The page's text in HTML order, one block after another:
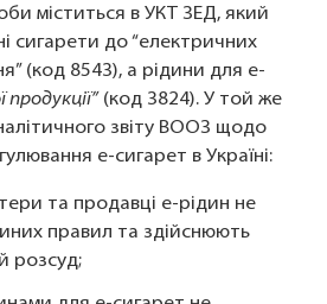
міститься в УКТ ЗЕД, який
сигарети до “електричних
(код 8543), а рідини для е-
продукції” (код 3824). У той же
звіту ВООЗ щодо
е-сигарет в Україні:
та продавці е-рідин не
правил та здійснюють
розсуд;